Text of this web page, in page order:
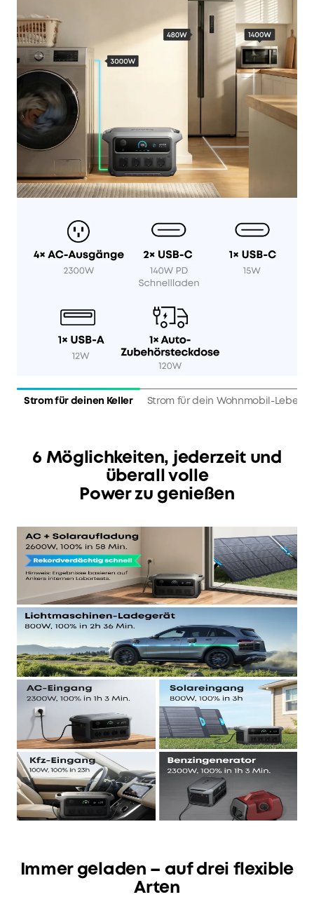
Strom für deinen Keller Strom für dein Wohnmobil-Leben
6 Möglichkeiten, jederzeit und
überall volle
Power zu genießen
Immer geladen – auf drei flexible
Arten